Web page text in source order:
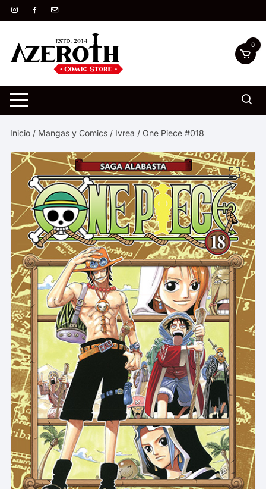
Saltar
al
0
Inicio / Mangas y Comics / Ivrea / One Piece #018